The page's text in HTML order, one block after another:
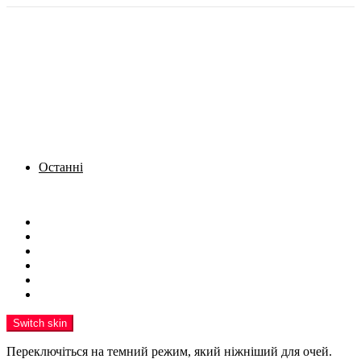
Останні
Switch skin
Переключіться на темний режим, який ніжніший для очей.